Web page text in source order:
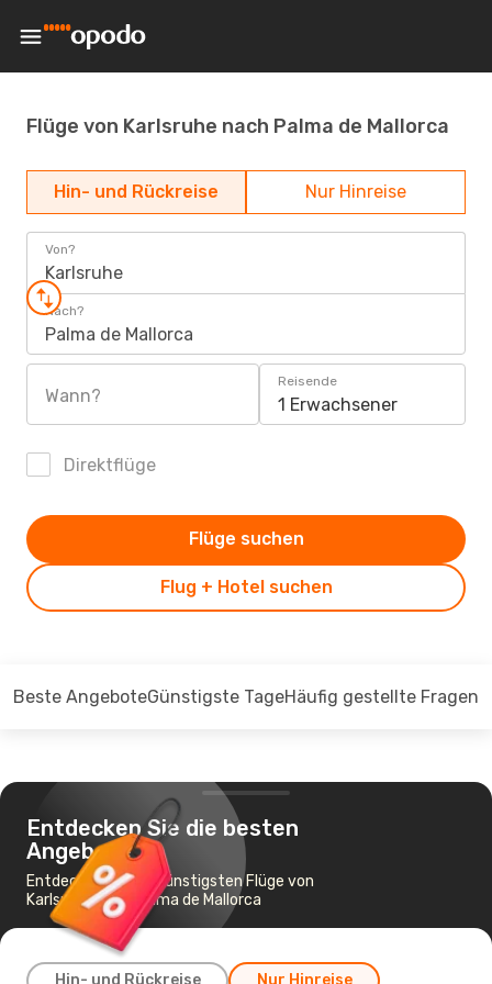
Flüge von Karlsruhe nach Palma de Mallorca
Hin- und Rückreise Nur Hinreise
Von?
Karlsruhe
Nach?
Palma de Mallorca
Wann?
Reisende
1 Erwachsener
Direktflüge
Flug + Hotel suchen
Flüge suchen
Beste AngeboteGünstigste TageHäufig gestellte Fragen
Entdecken Sie die besten
Angebote
Entdecken Sie die günstigsten Flüge von
Karlsruhe nach Palma de Mallorca
Hin- und Rückreise Nur Hinreise